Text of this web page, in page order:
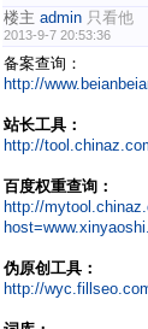
楼主 admin 只看他
2013-9-7 20:53:36
备案查询：
http://
站长工具：
http://
百度权重查询：
http://
伪原创工具：
http://